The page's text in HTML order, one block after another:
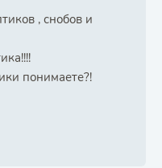
, снобов и
понимаете?!